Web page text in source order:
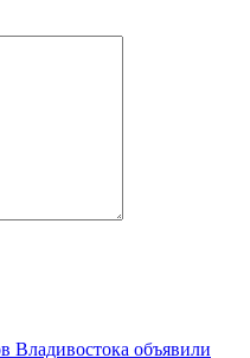
Владивостока объявили